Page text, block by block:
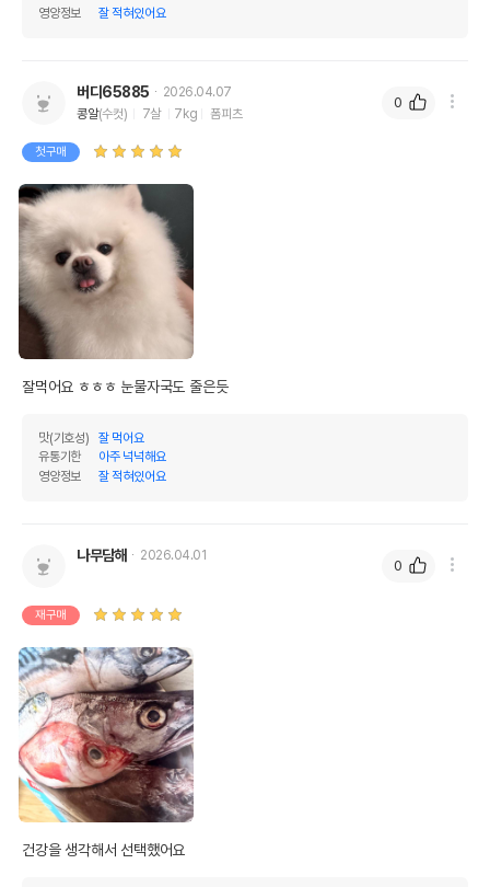
영양정보
잘 적혀있어요
버디65885
2026.04.07
콩알(수컷) 7살 7kg 폼피츠
첫구매
잘먹어요 ㅎㅎㅎ 눈물자국도 줄은듯
맛(기호성)
잘 먹어요
유통기한
아주 넉넉해요
영양정보
잘 적혀있어요
0
나무담해 2026.04.01
재구매
건강을 생각해서 선택했어요
0